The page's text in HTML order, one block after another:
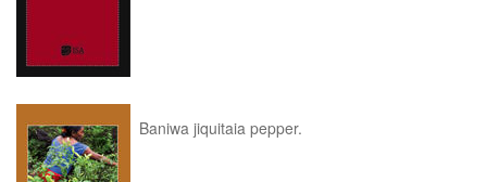
Baniwa jiquitaia pepper.